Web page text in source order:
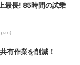
最長! 85時間の試乗
有作業を削減！